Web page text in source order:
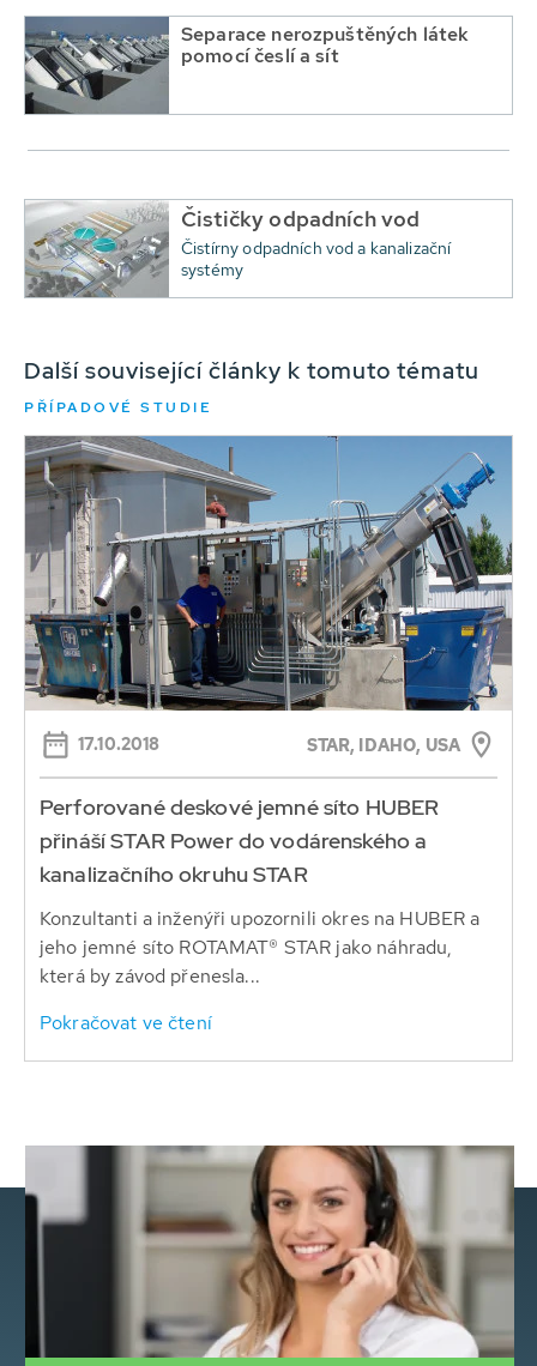
Separace nerozpuštěných látek
pomocí česlí a sít
Čističky odpadních vod
Čistírny odpadních vod a kanalizační
systémy
Další související články k tomuto tématu
PŘÍPADOVÉ STUDIE
17.10.2018 STAR, IDAHO, USA
Perforované deskové jemné síto HUBER
přináší STAR Power do vodárenského a
kanalizačního okruhu STAR
Konzultanti a inženýři upozornili okres na HUBER a
jeho jemné síto ROTAMAT® STAR jako náhradu,
která by závod přenesla...
Pokračovat ve čtení